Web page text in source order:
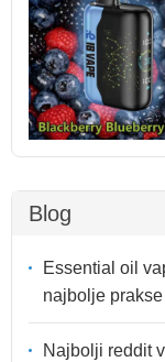
Blog
Essential oil
najbolje
Najbolji reddit